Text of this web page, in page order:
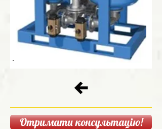
Отримати консультацію!